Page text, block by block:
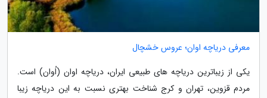
معرفی دریاچه اوان؛ عروس خشچال
یکی از زیباترین دریاچه های طبیعی ایران، دریاچه اوان (اُوان) است.
مردم قزوین، تهران و کرج شناخت بهتری نسبت به این دریاچه زیبا